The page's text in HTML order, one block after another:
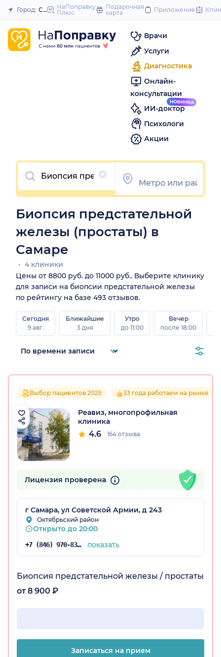
to
Закрыть
Город: СамараНаПоправку
Плюс
Подарочная
карта
Приложение
Врачи
Услуги
Диагностика
Онлайн-
консультации
ИИ-доктор
Психологи
Акции
Очистить
Биопсия предстательной
железы (простаты) в
Самаре
4 клиники
Цены от 8800 руб. до 11000 руб.. Выберите клинику
для записи на биопсии предстательной железы
по рейтингу на базе 493 отзывов.
Сегодня
9 авг.
Ближайшие
3 дня
Утро
до 11:00
Вечер
после 18:00
Выбор пациентов 2025 33 года работаем на рынке
Реавиз, многопрофильная
клиника
4.6 164 отзыва
Лицензия проверена
г Самара, ул Советской Армии, д 243
Октябрьский район
Открыто до 20:00
+7 (846) 970-83-16 показать
Биопсия предстательной железы / простаты
от 8 900 ₽
Записаться на прием